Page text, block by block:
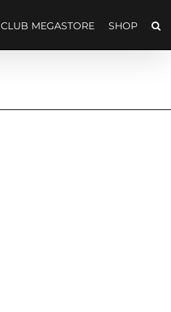
CLUB MEGASTORE SHOP